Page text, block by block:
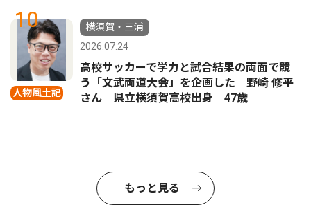
10
人物風土記
横須賀・三浦
2026.07.24
高校サッカーで学力と試合結果の両面で競
う「文武両道大会」を企画した 野崎 修平
さん 県立横須賀高校出身 47歳
もっと見る